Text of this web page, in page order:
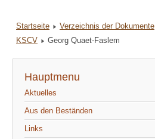
Startseite Verzeichnis der Dokumente
KSCV
Georg Quaet-Faslem
Hauptmenu
Aktuelles
Aus den Beständen
Links